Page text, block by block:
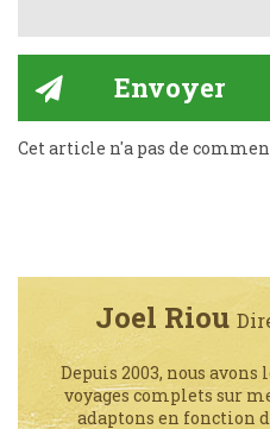
Cet article n'a pas de
Joel Riou
Depuis 2003, nous
voyages complets sur
adaptons en fonction